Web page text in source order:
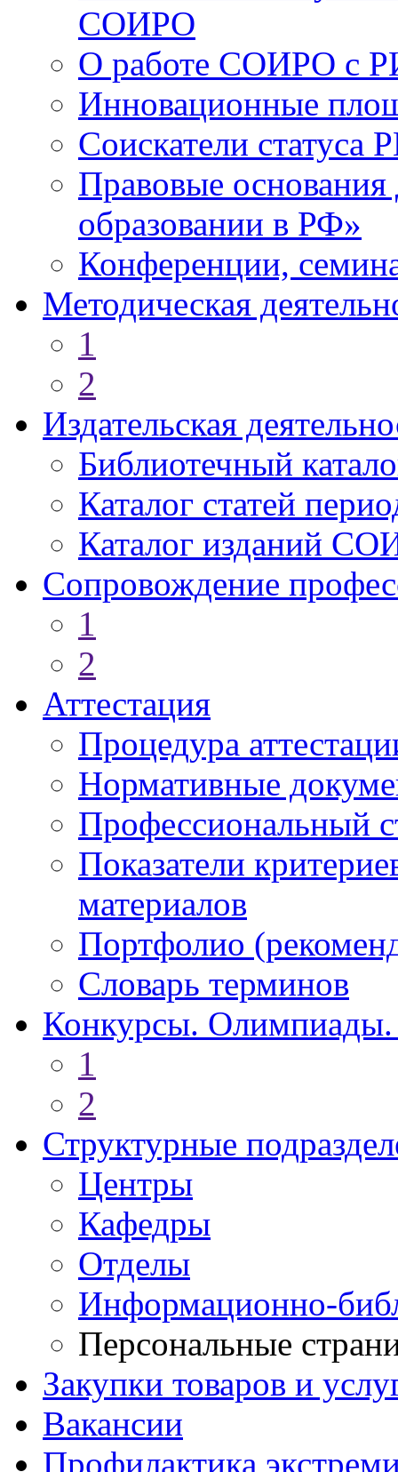
СОИРО
О работе СОИРО с
Инновационные
Соискатели статуса
Правовые
образовании в РФ»
Конференции,
Методическая
1
2
Издательская
Библиотечный
Каталог статей
Каталог изданий
Сопровождение
1
2
Аттестация
Процедура
Нормативные
Профессиональный
Показатели
материалов
Портфолио
Словарь терминов
Конкурсы.
1
2
Структурные
Центры
Кафедры
Отделы
Информационно-
Персональные
Закупки товаров и
Вакансии
Профилактика